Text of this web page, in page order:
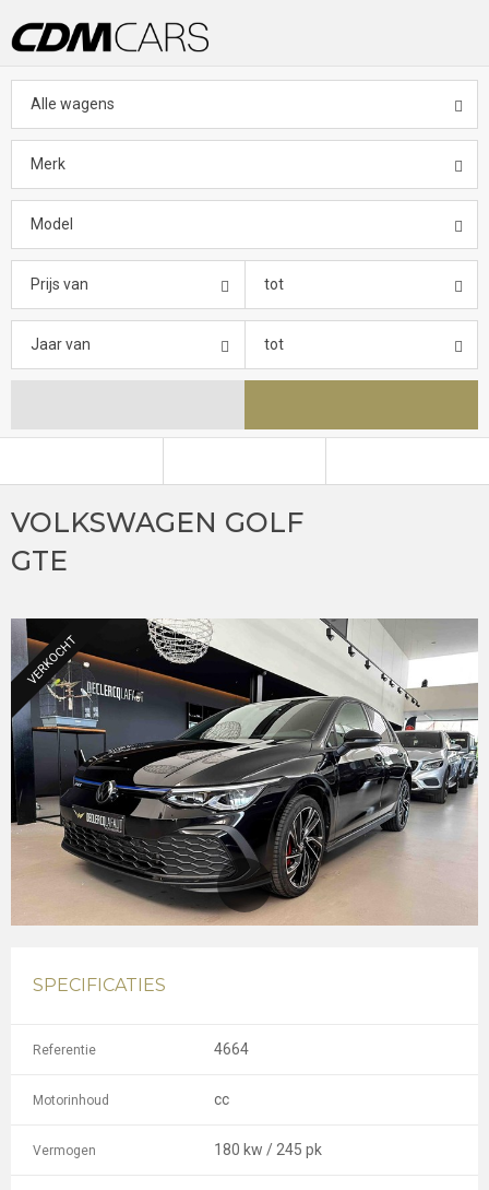
Alle wagens
Merk
Model
Prijs van tot
Jaar van tot
VOLKSWAGEN GOLF
GTE
VERKOCHT
SPECIFICATIES
Referentie 4664
Motorinhoud cc
Vermogen 180 kw / 245 pk